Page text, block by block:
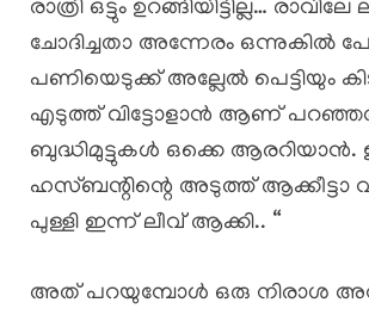
രാത്രി ഒട്ടും ഉറങ്ങിയിട്ടില്ല… രാവിലേ
ചോദിച്ചതാ അന്നേരം ഒന്നുകിൽ
പണിയെടുക്ക് അല്ലേൽ പെട്ടിയും
എടുത്ത് വിട്ടോളാൻ ആണ്
ബുദ്ധിമുട്ടുകൾ ഒക്കെ
ഹസ്ബന്റിന്റെ അടുത്ത് ആക്കീട്ടാ
പുള്ളി ഇന്ന് ലീവ് ആക്കി.. “
അത് പറയുമ്പോൾ ഒരു നിരാശ